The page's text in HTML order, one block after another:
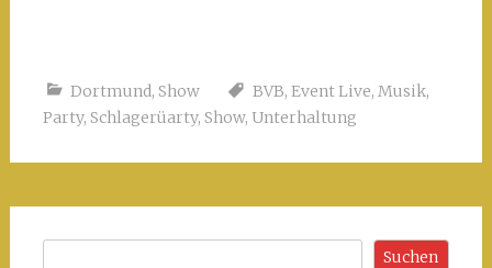
Dortmund, Show BVB, Event Live, Musik,
Party, Schlagerüarty, Show, Unterhaltung
Suchen